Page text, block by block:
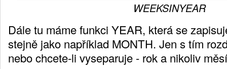
WEEKSINYEAR
Dále tu máme funkci YEAR, která se
stejně jako například MONTH. Jen s tím
nebo chcete-li vyseparuje - rok a nikoliv